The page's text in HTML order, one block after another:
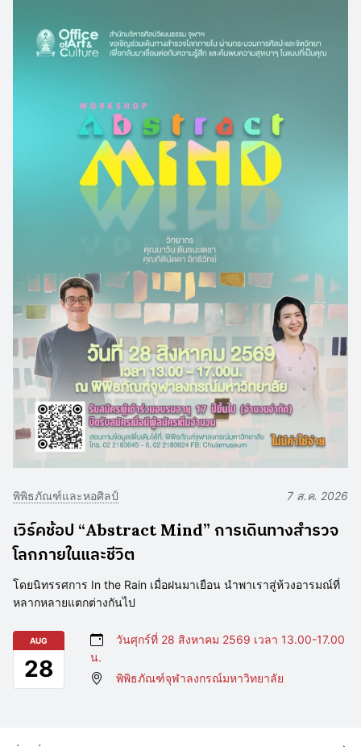
พิพิธภัณฑ์และหอศิลป์ 7 ส.ค. 2026
เวิร์คช้อป “Abstract Mind” การเดินทางสำรวจ
โลกภายในและชีวิต
โดยนิทรรศการ In the Rain เมื่อฝนมาเยือน นำพาเราสู่ห้วงอารมณ์ที่
หลากหลายแตกต่างกันไป
AUG
28
วันศุกร์ที่ 28 สิงหาคม 2569 เวลา 13.00-17.00
น.
พิพิธภัณฑ์จุฬาลงกรณ์มหาวิทยาลัย